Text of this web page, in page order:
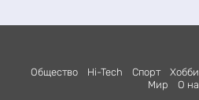
Общество Hi-Tech Спорт Хобби
Мир
О